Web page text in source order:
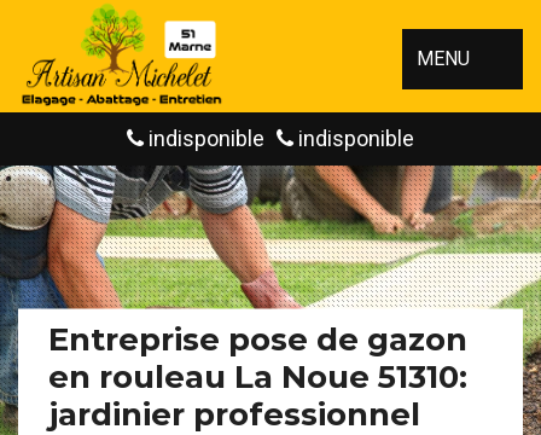
MENU
indisponible indisponible
Entreprise pose de gazon
en rouleau La Noue 51310:
jardinier professionnel